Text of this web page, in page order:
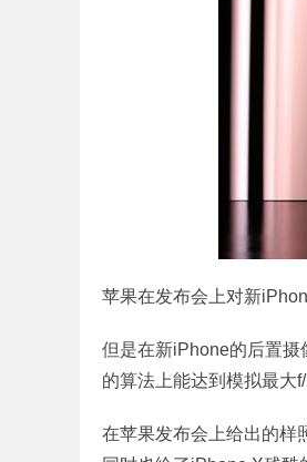
苹果在发布会上对新
但是在新iPhone的后置摄
的算法上能达到模拟最大f/
在苹果发布会上给出的样